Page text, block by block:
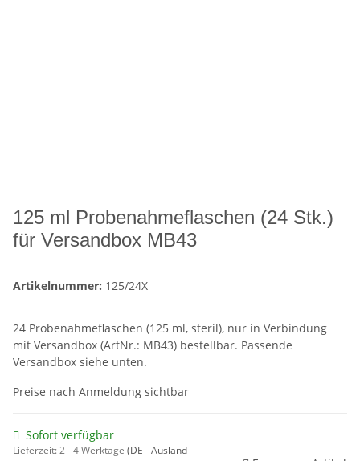
125 ml Probenahmeflaschen (24 Stk.)
für Versandbox MB43
Artikelnummer: 125/24X
24 Probenahmeflaschen (125 ml, steril), nur in Verbindung
mit Versandbox (ArtNr.: MB43) bestellbar. Passende
Versandbox siehe unten.
Preise nach Anmeldung sichtbar
Sofort verfügbar
Lieferzeit:2 - 4 Werktage (DE - Ausland